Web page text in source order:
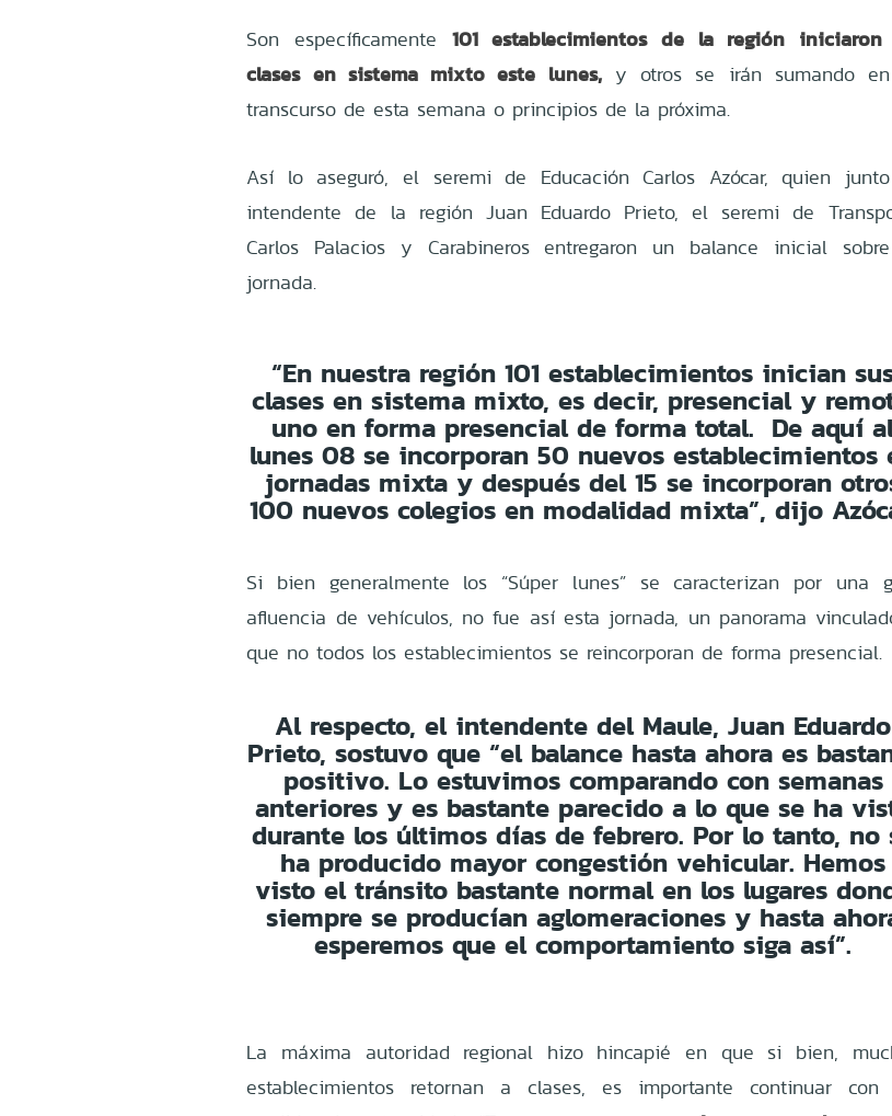
Son específicamente 101 establecimientos de la región iniciaron
clases en sistema mixto este lunes,y otros se irán sumando
transcurso de esta semana o principios de la próxima.
Así lo aseguró, el seremi de Educación Carlos Azócar, quien
intendente de la región Juan Eduardo Prieto, el seremi de
Carlos Palacios y Carabineros entregaron un balance inicial
jornada.
“En nuestra región 101 establecimientos inician
clases en sistema mixto, es decir, presencial y
uno en forma presencial de forma total. De aquí
lunes 08 se incorporan 50 nuevos establecimientos
jornadas mixta y después del 15 se incorporan
100 nuevos colegios en modalidad mixta”, dijo
Si bien generalmente los “Súper lunes” se caracterizan por una
afluencia de vehículos, no fue así esta jornada, un panorama
que no todos los establecimientos se reincorporan de forma presencial.
Al respecto, el intendente del Maule, Juan Eduardo
Prieto, sostuvo que “el balance hasta ahora es
positivo. Lo estuvimos comparando con semanas
anteriores y es bastante parecido a lo que se ha
durante los últimos días de febrero. Por lo tanto, no
ha producido mayor congestión vehicular. Hemos
visto el tránsito bastante normal en los lugares
siempre se producían aglomeraciones y hasta
esperemos que el comportamiento siga así”.
La máxima autoridad regional hizo hincapié en que si bien,
establecimientos retornan a clases, es importante continuar con